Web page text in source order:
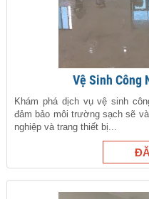
Vệ Sinh
Khám phá dịch vụ vệ sinh
đảm bảo môi trường sạch sẽ
nghiệp và trang thiết bị...